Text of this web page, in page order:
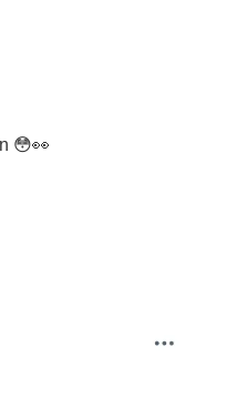
😳👀